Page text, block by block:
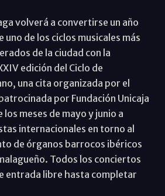
volverá a convertirse un año
uno de los ciclos musicales más
de la ciudad con la
edición del Ciclo de
una cita organizada por el
por Fundación Unicaja
meses de mayo y junio a
internacionales en torno al
de órganos barrocos ibéricos
Todos los conciertos
entrada libre hasta completar